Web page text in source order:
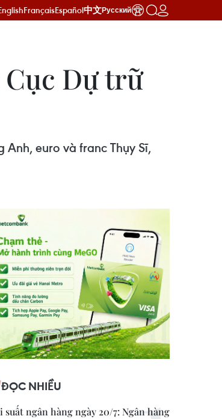
FrançaisEspañol中文Русский
Cục Dự trữ
euro và franc Thụy Sĩ,
ĐỌC NHIỀU
suất ngân hàng ngày 20/7: Ngân hàng